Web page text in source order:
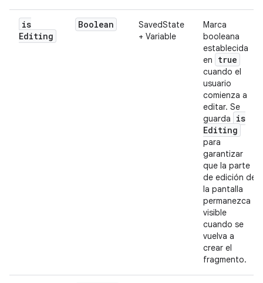
is
Editing
Boolean
SavedState
+ Variable
Marca
booleana
establecida
en
true
cuando el
usuario
comienza a
editar. Se
guarda
is
Editing
para
garantizar
que la parte
de edición de
la pantalla
permanezca
visible
cuando se
vuelva a
crear el
fragmento.